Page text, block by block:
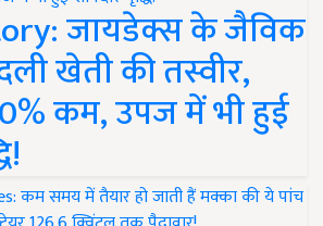
जायडेक्स के जैविक
खेती की तस्वीर,
कम, उपज में भी हुई